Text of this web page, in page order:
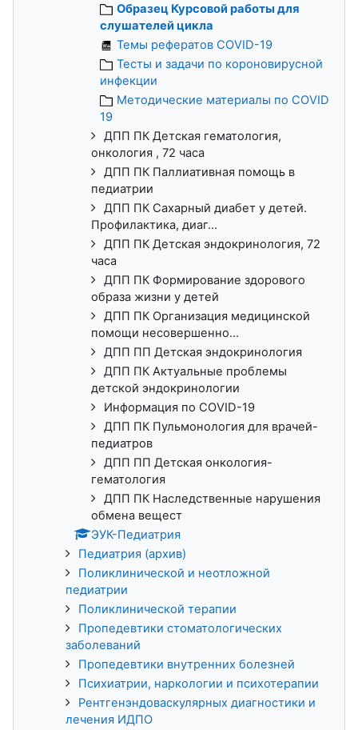
Образец Курсовой работы для
слушателей цикла
Темы рефератов COVID-19
Тесты и задачи по короновирусной
инфекции
Методические материалы по COVID
19
ДПП ПК Детская гематология,
онкология , 72 часа
ДПП ПК Паллиативная помощь в
педиатрии
ДПП ПК Сахарный диабет у детей.
Профилактика, диаг...
ДПП ПК Детская эндокринология, 72
часа
ДПП ПК Формирование здорового
образа жизни у детей
ДПП ПК Организация медицинской
помощи несовершенно...
ДПП ПП Детская эндокринология
ДПП ПК Актуальные проблемы
детской эндокринологии
Информация по COVID-19
ДПП ПК Пульмонология для врачей-
педиатров
ДПП ПП Детская онкология-
гематология
ДПП ПК Наследственные нарушения
обмена вещест
ЭУК-Педиатрия
Педиатрия (архив)
Поликлинической и неотложной
педиатрии
Поликлинической терапии
Пропедевтики стоматологических
заболеваний
Пропедевтики внутренних болезней
Психиатрии, наркологии и психотерапии
Рентгенэндоваскулярных диагностики и
лечения ИДПО